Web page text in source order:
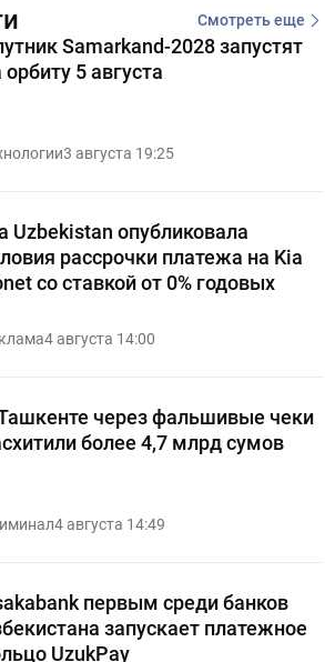
Смотреть еще
Samarkand-2028 запустят
орбиту 5 августа
3 августа 19:25
Uzbekistan опубликовала
рассрочки платежа на Kia
со ставкой от 0% годовых
4 августа 14:00
через фальшивые чеки
более 4,7 млрд сумов
4 августа 14:49
первым среди банков
запускает платежное
UzukPay